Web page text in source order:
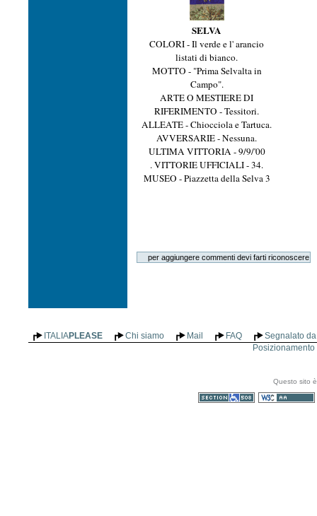
SELVA
COLORI - Il verde e l' arancio
listati di bianco.
MOTTO - "Prima Selvalta in
Campo".
ARTE O MESTIERE DI
RIFERIMENTO - Tessitori.
ALLEATE - Chiocciola e Tartuca.
AVVERSARIE - Nessuna.
ULTIMA VITTORIA - 9/9/'00
. VITTORIE UFFICIALI - 34.
MUSEO - Piazzetta della Selva 3
ITALIAPLEASE Chi siamo Mail FAQ
Segnalato
Questo sito